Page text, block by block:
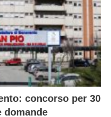
concorso per 30
domande